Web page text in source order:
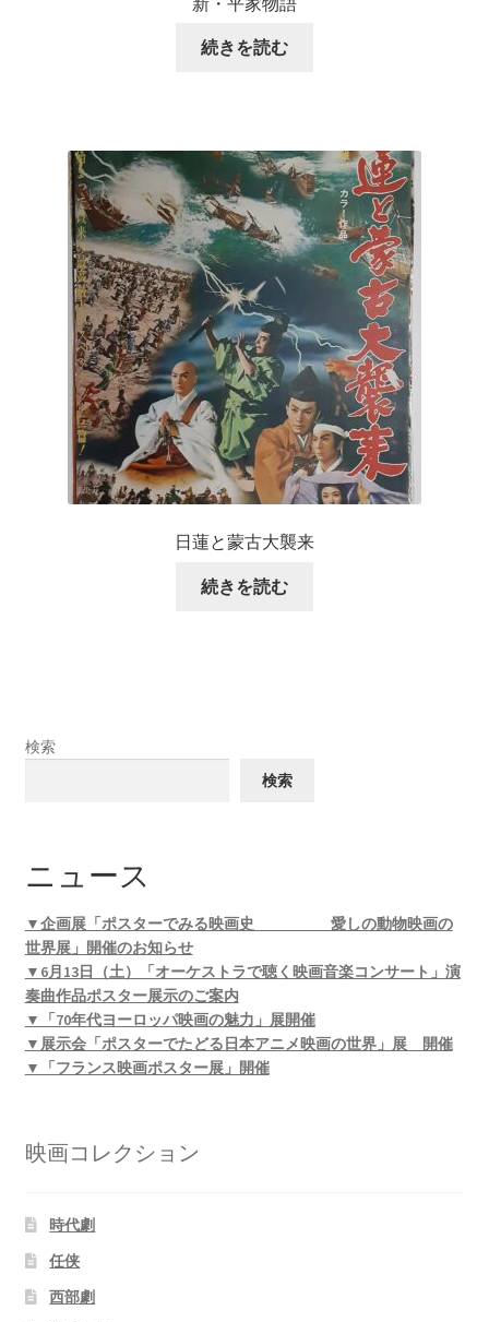
続きを読む
日蓮と蒙古大襲来
続きを読む
検索
検索
ニュース
▼企画展「ポスターでみる映画史 愛しの動物映画の
世界展」開催のお知らせ
▼6月13日（土）「オーケストラで聴く映画音楽コンサート」演
奏曲作品ポスター展示のご案内
▼「70年代ヨーロッパ映画の魅力」展開催
▼展示会「ポスターでたどる日本アニメ映画の世界」展 開催
▼「フランス映画ポスター展」開催
映画コレクション
時代劇
任侠
西部劇